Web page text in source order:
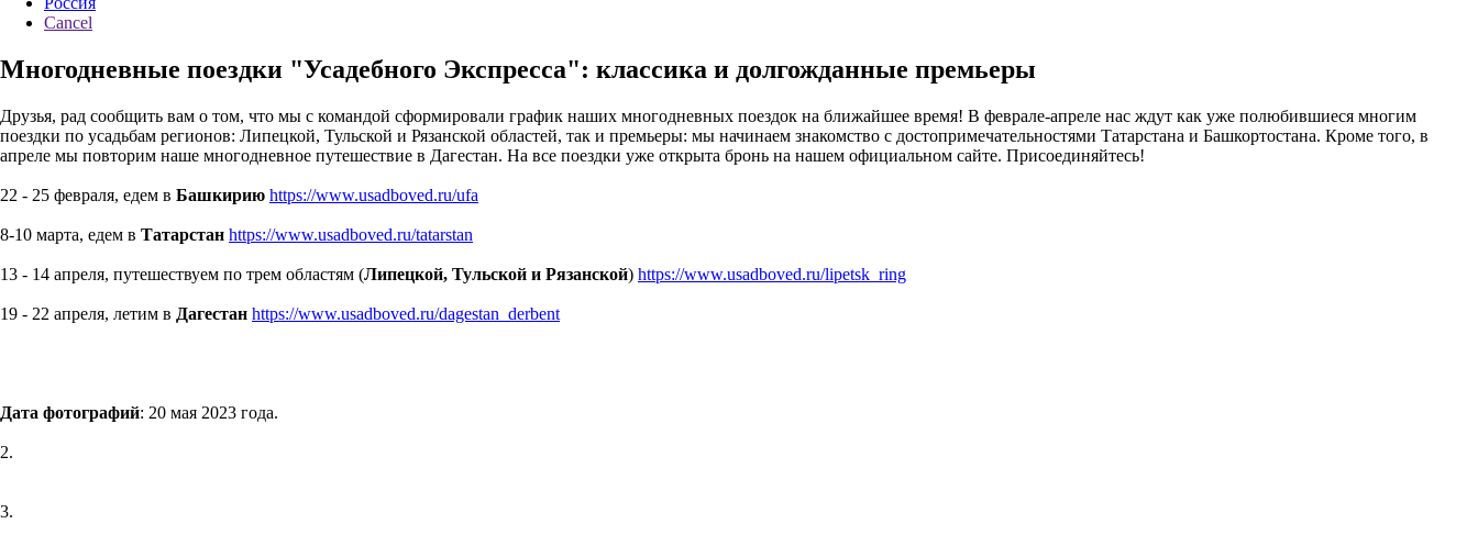
Cancel
Многодневные поездки "Усадебного Экспресса": классика и долгожданные премьеры
Друзья, рад сообщить вам о том, что мы с командой сформировали график наших многодневных поездок на ближайшее время! В феврале-апреле нас ждут как уже полюбившиеся многим
поездки по усадьбам регионов: Липецкой, Тульской и Рязанской областей, так и премьеры: мы начинаем знакомство с достопримечательностями Татарстана и Башкортостана. Кроме того, в
апреле мы повторим наше многодневное путешествие в Дагестан. На все поездки уже открыта бронь на нашем официальном сайте. Присоединяйтесь!
22 - 25 февраля, едем в Башкирию https://www.usadboved.ru/ufa
8-10 марта, едем в Татарстан https://www.usadboved.ru/tatarstan
13 - 14 апреля, путешествуем по трем областям (Липецкой, Тульской и Рязанской) https://www.usadboved.ru/lipetsk_ring
19 - 22 апреля, летим в Дагестан https://www.usadboved.ru/dagestan_derbent
Дата фотографий: 20 мая 2023 года.
2.
3.